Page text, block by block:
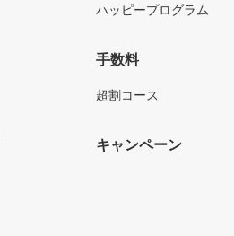
ハッピープログラム
手数料
超割コース
キャンペーン